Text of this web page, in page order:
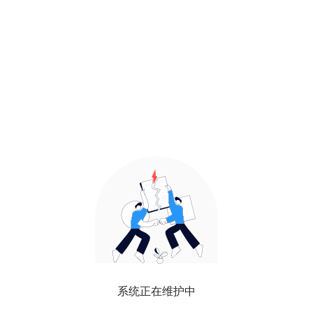
系统正在维护中